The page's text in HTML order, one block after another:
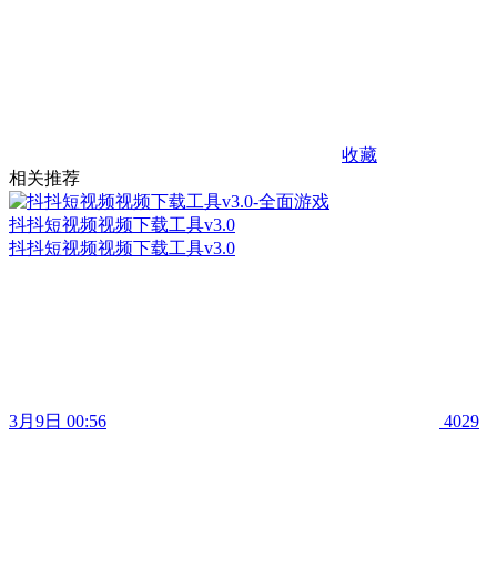
收藏
相关推荐
抖抖短视频视频下载工具v3.0
抖抖短视频视频下载工具v3.0
3月9日 00:56 4029